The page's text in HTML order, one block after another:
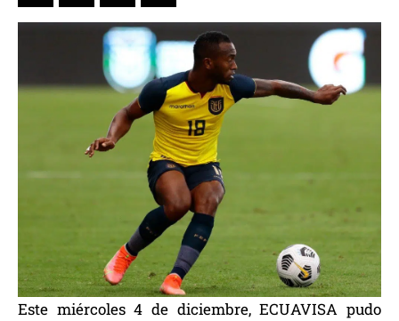
Este miércoles 4 de diciembre, ECUAVISA pudo